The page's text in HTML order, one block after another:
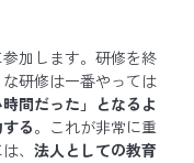
加します。研修を終
研修は一番やっては
時間だった」となるよ
る。これが非常に重
、法人としての教育